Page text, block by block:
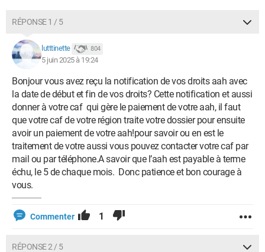
RÉPONSE 1 / 5
lutttinette 804
5 juin 2025 à 19:24
Bonjour vous avez reçu la notification de vos droits aah avec
la date de début et fin de vos droits? Cette notification et aussi
donner à votre caf qui gère le paiement de votre aah, il faut
que votre caf de votre région traite votre dossier pour ensuite
avoir un paiement de votre aah!pour savoir ou en est le
traitement de votre aussi vous pouvez contacter votre caf par
mail ou par téléphone.A savoir que l’aah est payable à terme
échu, le 5 de chaque mois. Donc patience et bon courage à
vous.
Commenter 1
RÉPONSE 2 / 5